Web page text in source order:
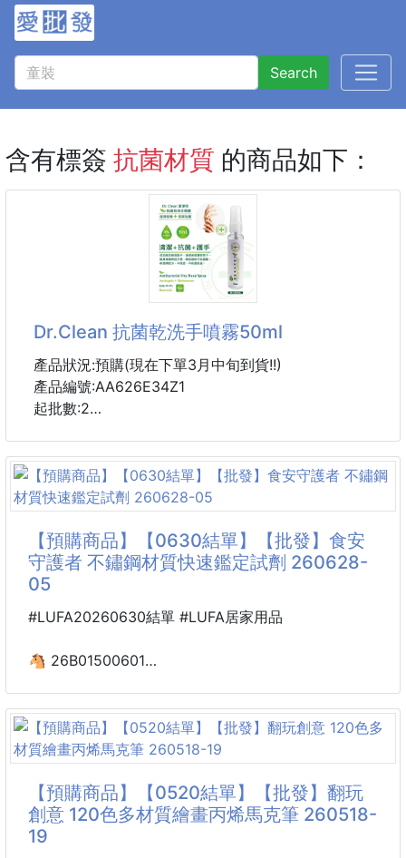
Search
含有標簽 抗菌材質 的商品如下：
Dr.Clean 抗菌乾洗手噴霧50ml
產品狀況:預購(現在下單3月中旬到貨!!)
產品編號:AA626E34Z1
起批數:2
✅外出必備品
✅包包隨身帶 大小人孩 一起抗菌
✅病菌遠離我的家人
✅餐廳遊戲區 玩玩又要去洗手? 快速又方便的手噴霧
✅在家裡 拿了玩具 拿水果吃?
✅常常易生病者 必須常常為自已清潔唷.
請放置於兒童不及之處。
保存期限：三年
容量：50ml
產地：台灣
【預購商品】【0630結單】【批發】食安
守護者 不鏽鋼材質快速鑑定試劑 260628-
05
#LUFA20260630結單 #LUFA居家用品
🐴 26B01500601
【商品說明】-
🧪拒絕黑心鋼，真假一滴現形！
不鏽鋼快速檢測試劑：食安守護者，60秒看穿型號
別讓劣質餐具毒害全家人！🩸🔬
【預購商品】【0520結單】【批發】翻玩
創意 120色多材質繪畫丙烯馬克筆 260518-
19